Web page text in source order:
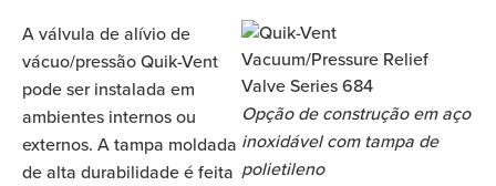
Opção de construção em aço
inoxidável com tampa de
polietileno
A válvula de alívio de
vácuo/pressão Quik-Vent
pode ser instalada em
ambientes internos ou
externos. A tampa moldada
de alta durabilidade é feita